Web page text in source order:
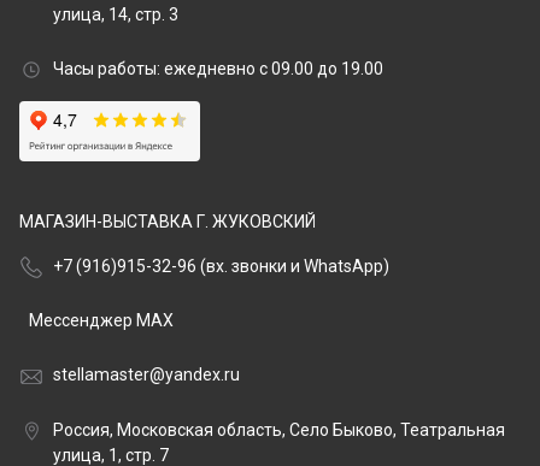
улица, 14, стр. 3
Часы работы: ежедневно с 09.00 до 19.00
МАГАЗИН-ВЫСТАВКА Г. ЖУКОВСКИЙ
+7 (916)915-32-96 (вх. звонки и WhatsApp)
Мессенджер MAX
stellamaster@yandex.ru
Россия, Московская область, Село Быково, Театральная
улица, 1, стр. 7